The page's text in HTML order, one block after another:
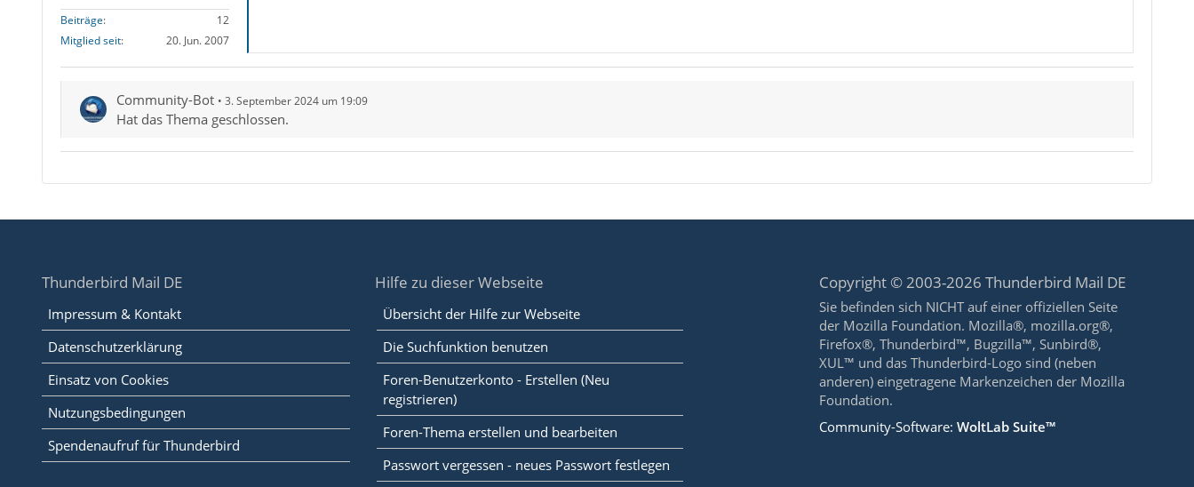
Beiträge
12
Mitglied seit
20. Jun. 2007
Community-Bot 3. September 2024 um 19:09
Hat das Thema geschlossen.
Thunderbird Mail DE
Impressum & Kontakt
Datenschutzerklärung
Einsatz von Cookies
Nutzungsbedingungen
Spendenaufruf für Thunderbird
Hilfe zu dieser Webseite
Übersicht der Hilfe zur Webseite
Die Suchfunktion benutzen
Foren-Benutzerkonto - Erstellen (Neu
registrieren)
Foren-Thema erstellen und bearbeiten
Passwort vergessen - neues Passwort festlegen
Copyright © 2003-2026 Thunderbird Mail DE
Sie befinden sich NICHT auf einer offiziellen Seite
der Mozilla Foundation. Mozilla®, mozilla.org®,
Firefox®, Thunderbird™, Bugzilla™, Sunbird®,
XUL™ und das Thunderbird-Logo sind (neben
anderen) eingetragene Markenzeichen der Mozilla
Foundation.
Community-Software:WoltLab Suite™